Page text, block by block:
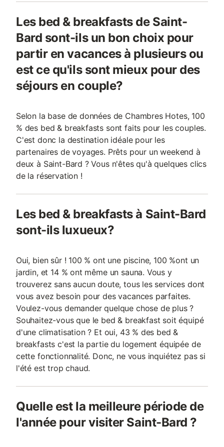
Les bed & breakfasts de Saint-
Bard sont-ils un bon choix pour
partir en vacances à plusieurs ou
est ce qu'ils sont mieux pour des
séjours en couple?
Selon la base de données de Chambres Hotes, 100
% des bed & breakfasts sont faits pour les couples.
C'est donc la destination idéale pour les
partenaires de voyages. Prêts pour un weekend à
deux à Saint-Bard ? Vous n'êtes qu'à quelques clics
de la réservation !
Les bed & breakfasts à Saint-Bard
sont-ils luxueux?
Oui, bien sûr ! 100 % ont une piscine, 100 %ont un
jardin, et 14 % ont même un sauna. Vous y
trouverez sans aucun doute, tous les services dont
vous avez besoin pour des vacances parfaites.
Voulez-vous demander quelque chose de plus ?
Souhaitez-vous que le bed & breakfast soit équipé
d'une climatisation ? Et oui, 43 % des bed &
breakfasts c'est la partie du logement équipée de
cette fonctionnalité. Donc, ne vous inquiétez pas si
l'été est trop chaud.
Quelle est la meilleure période de
l'année pour visiter Saint-Bard ?